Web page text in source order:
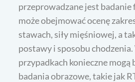
przeprowadzane jest badanie
może obejmować ocenę
stawach, siły mięśniowej, a
postawy i sposobu
przypadkach konieczne mogą
badania obrazowe, takie jak